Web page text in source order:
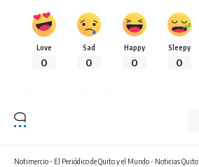
Love
0
Sad
0
Happy
0
Sleepy
0
Notimercio - El Periódico de Quito y el Mundo - Noticias Quito